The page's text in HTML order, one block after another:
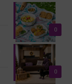
0
0